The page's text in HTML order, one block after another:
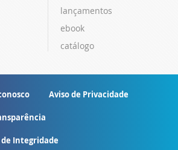
lançamentos
ebook
catálogo
Aviso de Privacidade
Integridade